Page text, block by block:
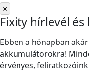
×
Fixity hírlevél
Ebben a hónapban
akkumulátorokra!
érvényes,